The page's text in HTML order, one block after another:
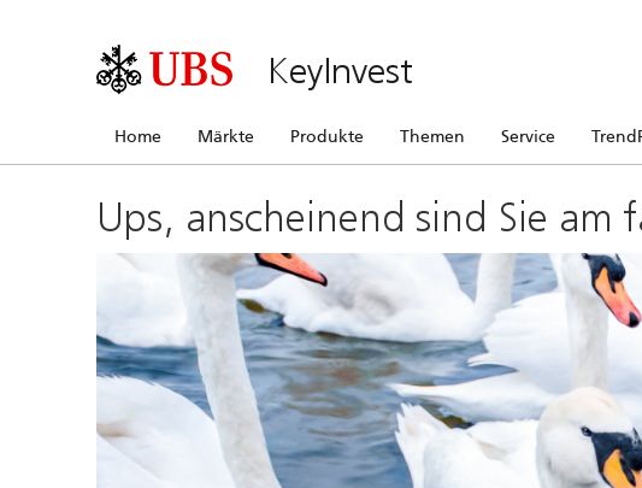
KeyInvest
Home Märkte Produkte Themen Service
Ups, anscheinend sind Sie am